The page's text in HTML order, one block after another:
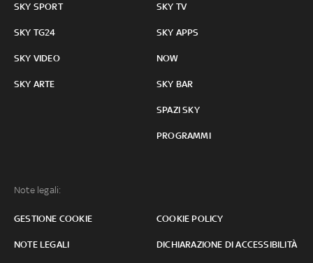
SKY SPORT
SKY TG24
SKY VIDEO
SKY ARTE
SKY TV
SKY APPS
NOW
SKY BAR
SPAZI SKY
PROGRAMMI
Note legali:
GESTIONE COOKIE COOKIE POLICY
NOTE LEGALI DICHIARAZIONE DI ACCESSIBILITÀ